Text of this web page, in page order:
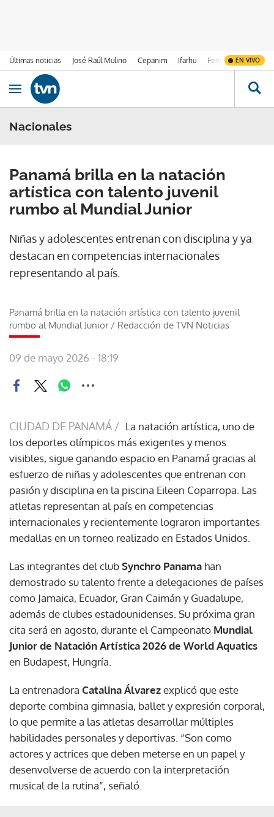
Últimas noticias José Raúl Mulino Cepanim Ifarhu Fenómeno de El
EN VIVO
Ir al contenido
Obrir navegació
Nacionales
Panamá brilla en la natación
artística con talento juvenil
rumbo al Mundial Junior
Niñas y adolescentes entrenan con disciplina y ya
destacan en competencias internacionales
representando al país.
Panamá brilla en la natación artística con talento juvenil
rumbo al Mundial Junior/ Redacción de TVN Noticias
09 de mayo 2026 - 18:19
CIUDAD DE PANAMÁ./ La natación artística, uno de
los deportes olímpicos más exigentes y menos
visibles, sigue ganando espacio en Panamá gracias al
esfuerzo de niñas y adolescentes que entrenan con
pasión y disciplina en la piscina Eileen Coparropa. Las
atletas representan al país en competencias
internacionales y recientemente lograron importantes
medallas en un torneo realizado en Estados Unidos.
Las integrantes del clubSynchro Panama han
demostrado su talento frente a delegaciones de países
como Jamaica, Ecuador, Gran Caimán y Guadalupe,
además de clubes estadounidenses. Su próxima gran
cita será en agosto, durante el Campeonato Mundial
Junior de Natación Artística 2026 de World Aquatics
en Budapest, Hungría.
La entrenadora Catalina Álvarezexplicó que este
deporte combina gimnasia, ballet y expresión corporal,
lo que permite a las atletas desarrollar múltiples
habilidades personales y deportivas. “Son como
actores y actrices que deben meterse en un papel y
desenvolverse de acuerdo con la interpretación
musical de la rutina”, señaló.